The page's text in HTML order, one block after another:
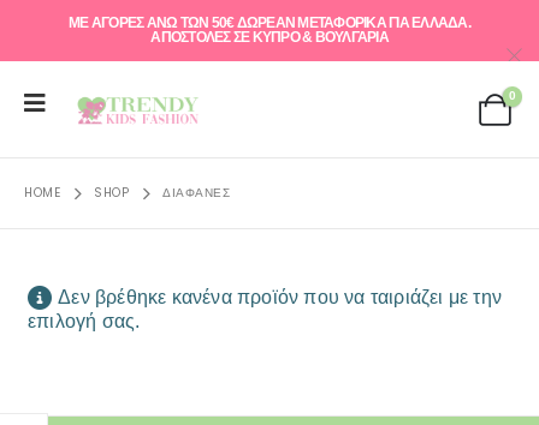
ΜΕ ΑΓΟΡΕΣ ΑΝΩ ΤΩΝ 50€ ΔΩΡΕΑΝ ΜΕΤΑΦΟΡΙΚΑ ΓΙΑ ΕΛΛAΔΑ.
ΑΠΟΣΤΟΛΕΣ ΣΕ ΚΥΠΡΟ & ΒΟΥΛΓΑΡΙΑ
0
HOME SHOP ΔΙΑΦΑΝΈΣ
Δεν βρέθηκε κανένα προϊόν που να ταιριάζει με την
επιλογή σας.